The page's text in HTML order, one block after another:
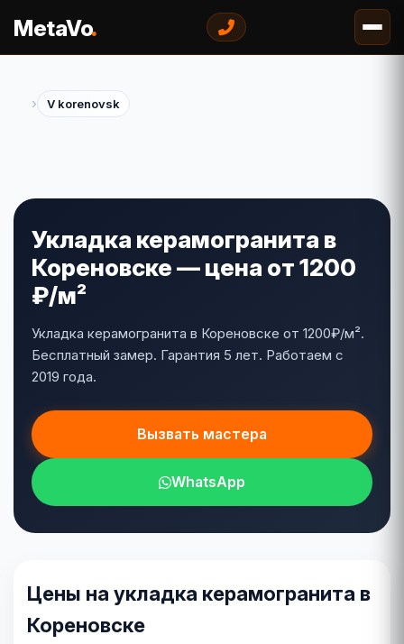
MetaVo.
› V korenovsk
Укладка керамогранита в
Кореновске — цена от 1200
₽/м²
Укладка керамогранита в Кореновске от 1200₽/м².
Бесплатный замер. Гарантия 5 лет. Работаем с
2019 года.
Вызвать мастера
WhatsApp
Цены на укладка керамогранита в
Кореновске